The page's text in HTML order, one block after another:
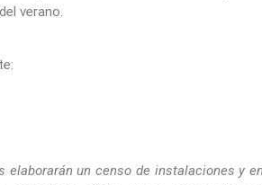
verano.
elaborarán un censo de instalaciones y